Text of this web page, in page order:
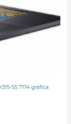
55 7174 gráfica